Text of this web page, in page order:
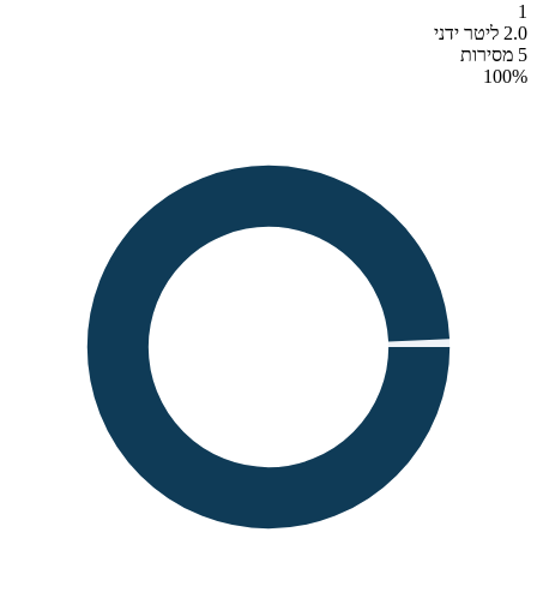
1
2.0 ליטר ידני
5 מסירות
100%